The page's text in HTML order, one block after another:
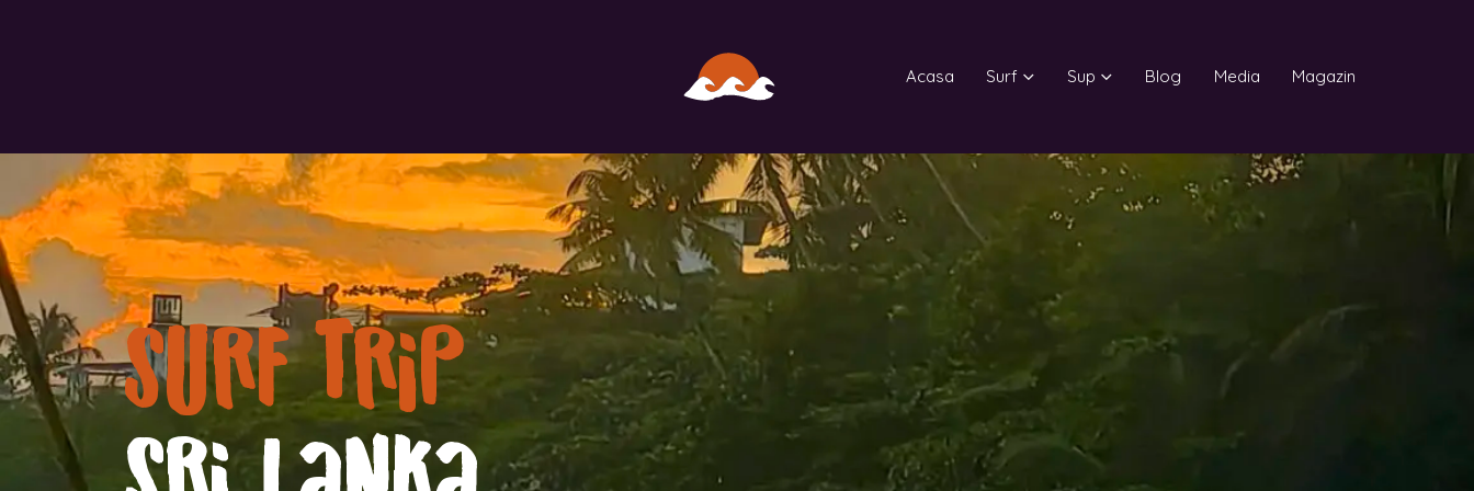
Acasa Surf Sup Blog Media Magazin
Surf Trip